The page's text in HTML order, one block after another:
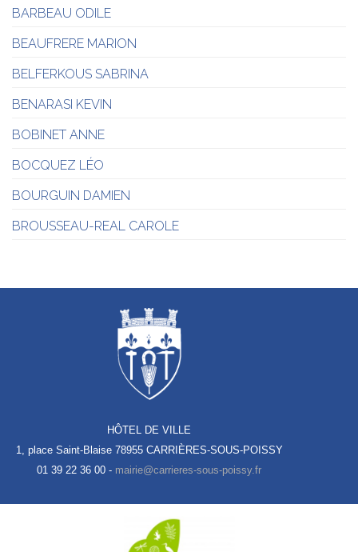
BARBEAU ODILE
BEAUFRERE MARION
BELFERKOUS SABRINA
BENARASI KEVIN
BOBINET ANNE
BOCQUEZ LÉO
BOURGUIN DAMIEN
BROUSSEAU-REAL CAROLE
HÔTEL DE VILLE
1, place Saint-Blaise 78955 CARRIÈRES-SOUS-POISSY
01 39 22 36 00 -